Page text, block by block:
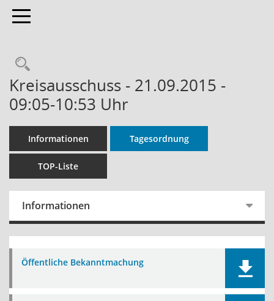
Toggle navigation
Rechercheauswahl
Kreisausschuss - 21.09.2015 -
09:05-10:53 Uhr
Informationen Tagesordnung
TOP-Liste
Informationen
Öffentliche Bekanntmachung